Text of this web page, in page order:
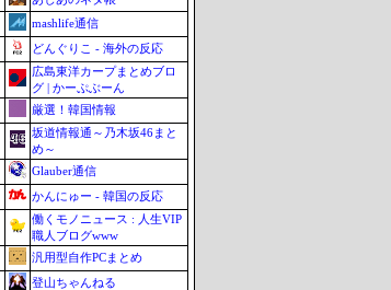
mashlife通信
どんぐりこ - 海外の反応
広島東洋カープまとめブロ
グ | かーぷぶーん
厳選！韓国情報
坂道情報通～乃木坂46まと
め～
Glauber通信
かんにゅー - 韓国の反応
働くモノニュース : 人生VIP
職人ブログwww
汎用型自作PCまとめ
登山ちゃんねる